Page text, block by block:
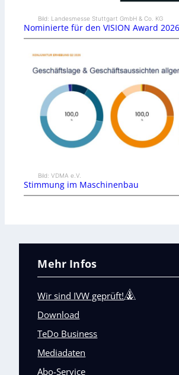
Bild: Landesmesse Stuttgart GmbH & Co. KG
Nominierte für den VISION Award 2026
Bild: VDMA e.V.
Stimmung im Maschinenbau
Mehr Infos
Wir sind IVW geprüft!
Download
TeDo Business
Mediadaten
Abo-Service